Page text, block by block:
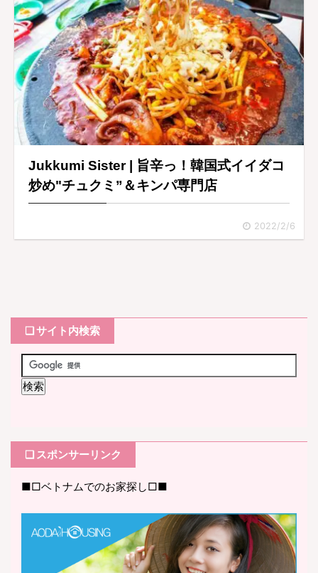
Jukkumi Sister | 旨辛っ！韓国式イイダコ
炒め"チュクミ”＆キンパ専門店
2022/2/6
❏ サイト内検索
❏ スポンサーリンク
■□ベトナムでのお家探し□■